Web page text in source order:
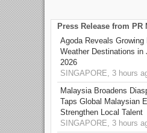
Press Release from PR
Agoda Reveals
Weather Destinations in
2026
SINGAPORE, 3 hours
Malaysia Broadens
Taps Global Malaysian
Strengthen Local Talent
SINGAPORE, 3 hours